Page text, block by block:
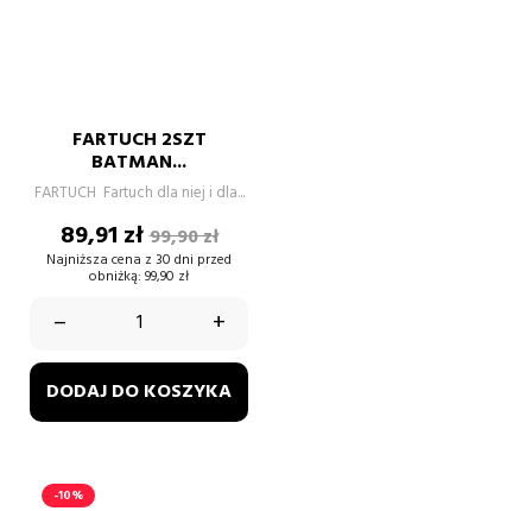
FARTUCH 2SZT
BATMAN...
FARTUCH Fartuch dla niej i dla...
Cena
89,91 złCena
podstawowa
99,90 zł
Najniższa cena z 30 dni przed
obniżką: 99,90 zł
– +
DODAJ DO KOSZYKA
-10%